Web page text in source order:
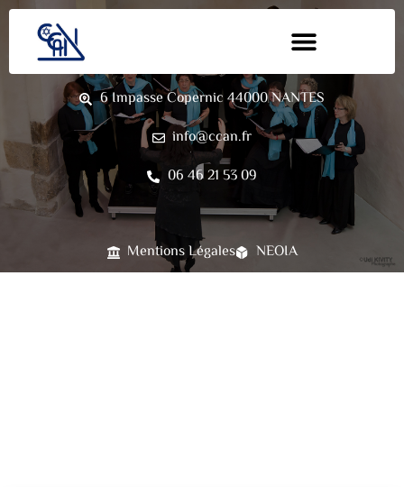
6 Impasse Copernic 44000 NANTES
info@ccan.fr
06 46 21 53 09
Mentions Légales NEOIA